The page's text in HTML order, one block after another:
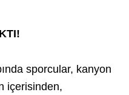
sporcular, kanyon
içerisinden,